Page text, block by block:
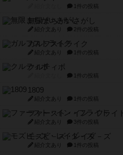
1件の投稿
無限まちがいさがし
紹介文あり 2件の投稿
ガルフストライク
紹介文あり 1件の投稿
クルティボ
1件の投稿
1809
紹介文あり 1件の投稿
ファースト・イン・フライト
紹介文あり 3件の投稿
モズビ－ズ・レイダ－ズ
紹介文あり 1件の投稿